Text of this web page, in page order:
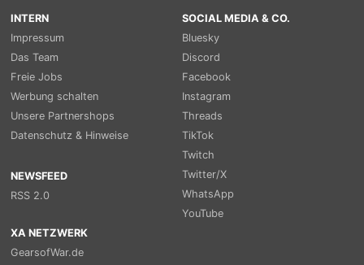
INTERN
Impressum
Das Team
Freie Jobs
Werbung schalten
Unsere Partnershops
Datenschutz & Hinweise
NEWSFEED
RSS 2.0
SOCIAL MEDIA & CO.
Bluesky
Discord
Facebook
Instagram
Threads
TikTok
Twitch
Twitter/X
WhatsApp
YouTube
XA NETZWERK
GearsofWar.de